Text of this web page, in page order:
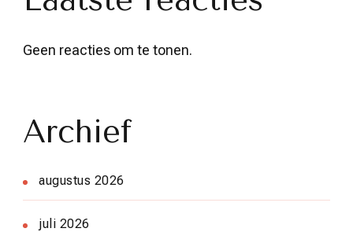
Geen reacties om te tonen.
Archief
augustus 2026
juli 2026